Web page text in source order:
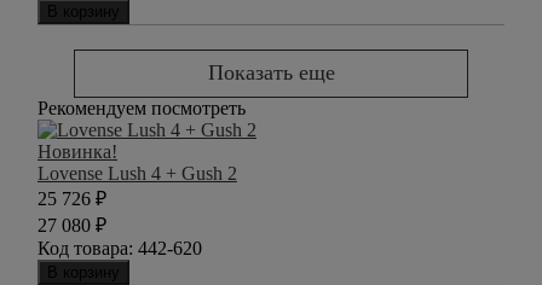
В корзину
Показать еще
Рекомендуем посмотреть
Новинка!
Lovense Lush 4 + Gush 2
25 726 ₽
27 080 ₽
Код товара: 442-620
В корзину